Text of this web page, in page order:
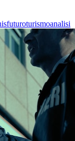
futuroturismoanalisi